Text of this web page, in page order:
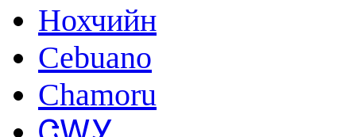
Нохчийн
Cebuano
Chamoru